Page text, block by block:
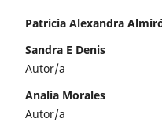
Patricia Alexandra
Sandra E Denis
Autor/a
Analia Morales
Autor/a